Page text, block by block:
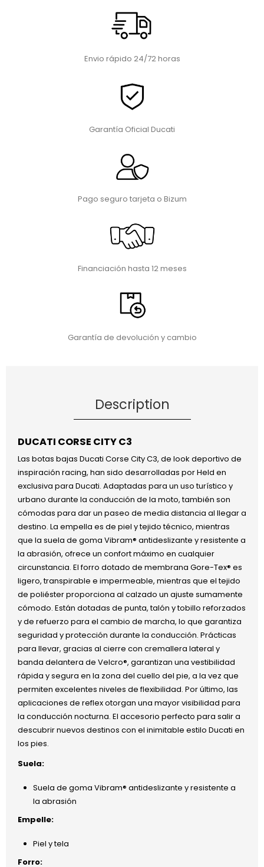
Envio rápido 24/72 horas
Garantía Oficial Ducati
Pago seguro tarjeta o Bizum
Financiación hasta 12 meses
Garantía de devolución y cambio
Description
DUCATI CORSE CITY C3
Las botas bajas Ducati Corse City C3, de look deportivo de
inspiración racing, han sido desarrolladas por Held en
exclusiva para Ducati. Adaptadas para un uso turístico y
urbano durante la conducción de la moto, también son
cómodas para dar un paseo de media distancia al llegar a
destino. La empella es de piel y tejido técnico, mientras
que la suela de goma Vibram® antideslizante y resistente a
la abrasión, ofrece un confort máximo en cualquier
circunstancia. El forro dotado de membrana Gore-Tex® es
ligero, transpirable e impermeable, mientras que el tejido
de poliéster proporciona al calzado un ajuste sumamente
cómodo. Están dotadas de punta, talón y tobillo reforzados
y de refuerzo para el cambio de marcha, lo que garantiza
seguridad y protección durante la conducción. Prácticas
para llevar, gracias al cierre con cremallera lateral y
banda delantera de Velcro®, garantizan una vestibilidad
rápida y segura en la zona del cuello del pie, a la vez que
permiten excelentes niveles de flexibilidad. Por último, las
aplicaciones de reflex otorgan una mayor visibilidad para
la conducción nocturna. El accesorio perfecto para salir a
descubrir nuevos destinos con el inimitable estilo Ducati en
los pies.
Suela:
Suela de goma Vibram® antideslizante y resistente a
la abrasión
Empelle:
Piel y tela
Forro: